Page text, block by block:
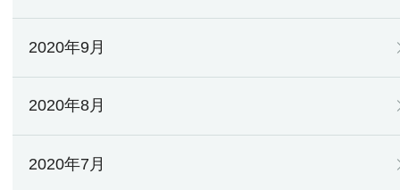
2020年9月
2020年8月
2020年7月